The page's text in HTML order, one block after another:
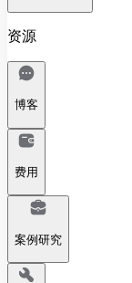
资源
博客
费用
案例研究